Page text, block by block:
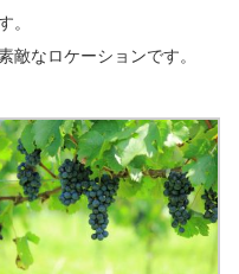
。
敵なロケーションです。